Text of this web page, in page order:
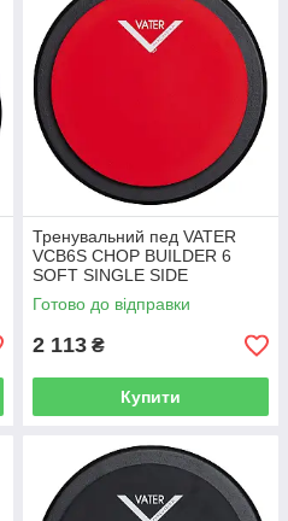
Тренувальний пед VATER
VCB6S CHOP BUILDER 6
SOFT SINGLE SIDE
Готово до відправки
2 113 ₴
Купити